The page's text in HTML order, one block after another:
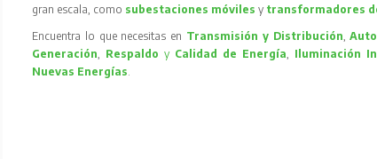
gran escala, como subestaciones móvilesy transformadores
Encuentra lo que necesitas en Transmisión y Distribución,
Generación, Respaldo y Calidad de Energía, Iluminación
Nuevas Energías.